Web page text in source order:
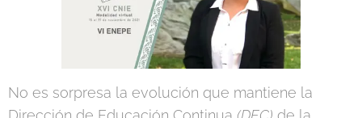
No es sorpresa la evolución que mantiene la